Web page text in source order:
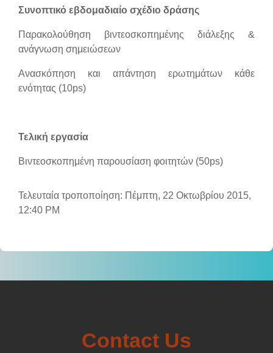
Συνοπτικό εβδομαδιαίο σχέδιο δράσης
Παρακολούθηση βιντεοσκοπημένης διάλεξης &
ανάγνωση σημειώσεων
Ανασκόπηση και απάντηση ερωτημάτων κάθε
ενότητας (10ps)
Τελική εργασία
Βιντεοσκοπημένη παρουσίαση φοιτητών (50ps)
Τελευταία τροποποίηση: Πέμπτη, 22 Οκτωβρίου 2015,
12:40 PM
Contact Us